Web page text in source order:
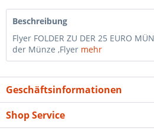
Beschreibung
Flyer FOLDER ZU DER 25 EURO
der Münze ,Flyer mehr
Geschäftsinformationen
Shop Service